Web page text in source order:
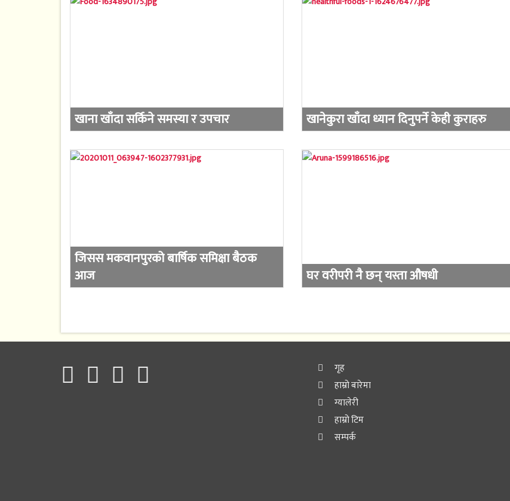
खाना खाँदा सर्किने समस्या र उपचार खानेकुरा खाँदा ध्यान दिनुपर्ने केही कुराहरु
जिसस मकवानपुरको बार्षिक समिक्षा बैठक
आज
घर वरीपरी नै छन् यस्ता औषधी
गृह
हाम्रो बारेमा
ग्यालेरी
हाम्रो टिम
सम्पर्क